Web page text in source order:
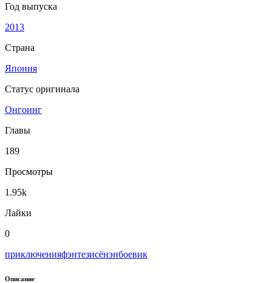
Год выпуска
2013
Страна
Япония
Статус оригинала
Онгоинг
Главы
189
Просмотры
1.95k
Лайки
0
приключенияфэнтезисёнэнбоевик
Описание